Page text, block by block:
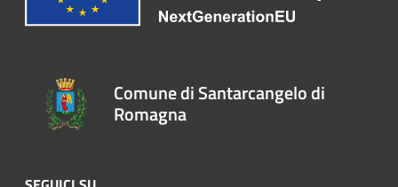
Comune di Santarcangelo di
Romagna